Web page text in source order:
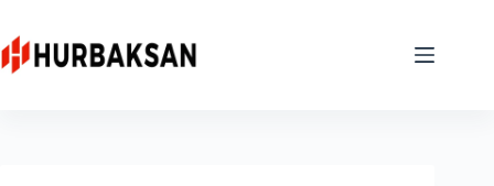
content